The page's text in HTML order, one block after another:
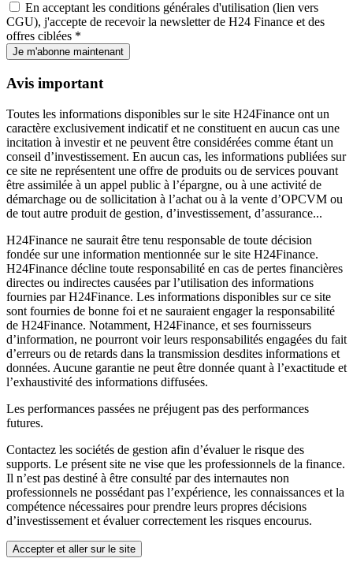
En acceptant les conditions générales d'utilisation (lien vers
CGU), j'accepte de recevoir la newsletter de H24 Finance et des
offres ciblées *
Je m'abonne maintenant
Avis important
Toutes les informations disponibles sur le site H24Finance ont un
caractère exclusivement indicatif et ne constituent en aucun cas une
incitation à investir et ne peuvent être considérées comme étant un
conseil d’investissement. En aucun cas, les informations publiées sur
ce site ne représentent une offre de produits ou de services pouvant
être assimilée à un appel public à l’épargne, ou à une activité de
démarchage ou de sollicitation à l’achat ou à la vente d’OPCVM ou
de tout autre produit de gestion, d’investissement, d’assurance...
H24Finance ne saurait être tenu responsable de toute décision
fondée sur une information mentionnée sur le site H24Finance.
H24Finance décline toute responsabilité en cas de pertes financières
directes ou indirectes causées par l’utilisation des informations
fournies par H24Finance. Les informations disponibles sur ce site
sont fournies de bonne foi et ne sauraient engager la responsabilité
de H24Finance. Notamment, H24Finance, et ses fournisseurs
d’information, ne pourront voir leurs responsabilités engagées du fait
d’erreurs ou de retards dans la transmission desdites informations et
données. Aucune garantie ne peut être donnée quant à l’exactitude et
l’exhaustivité des informations diffusées.
Les performances passées ne préjugent pas des performances
futures.
Contactez les sociétés de gestion afin d’évaluer le risque des
supports. Le présent site ne vise que les professionnels de la finance.
Il n’est pas destiné à être consulté par des internautes non
professionnels ne possédant pas l’expérience, les connaissances et la
compétence nécessaires pour prendre leurs propres décisions
d’investissement et évaluer correctement les risques encourus.
Accepter et aller sur le site